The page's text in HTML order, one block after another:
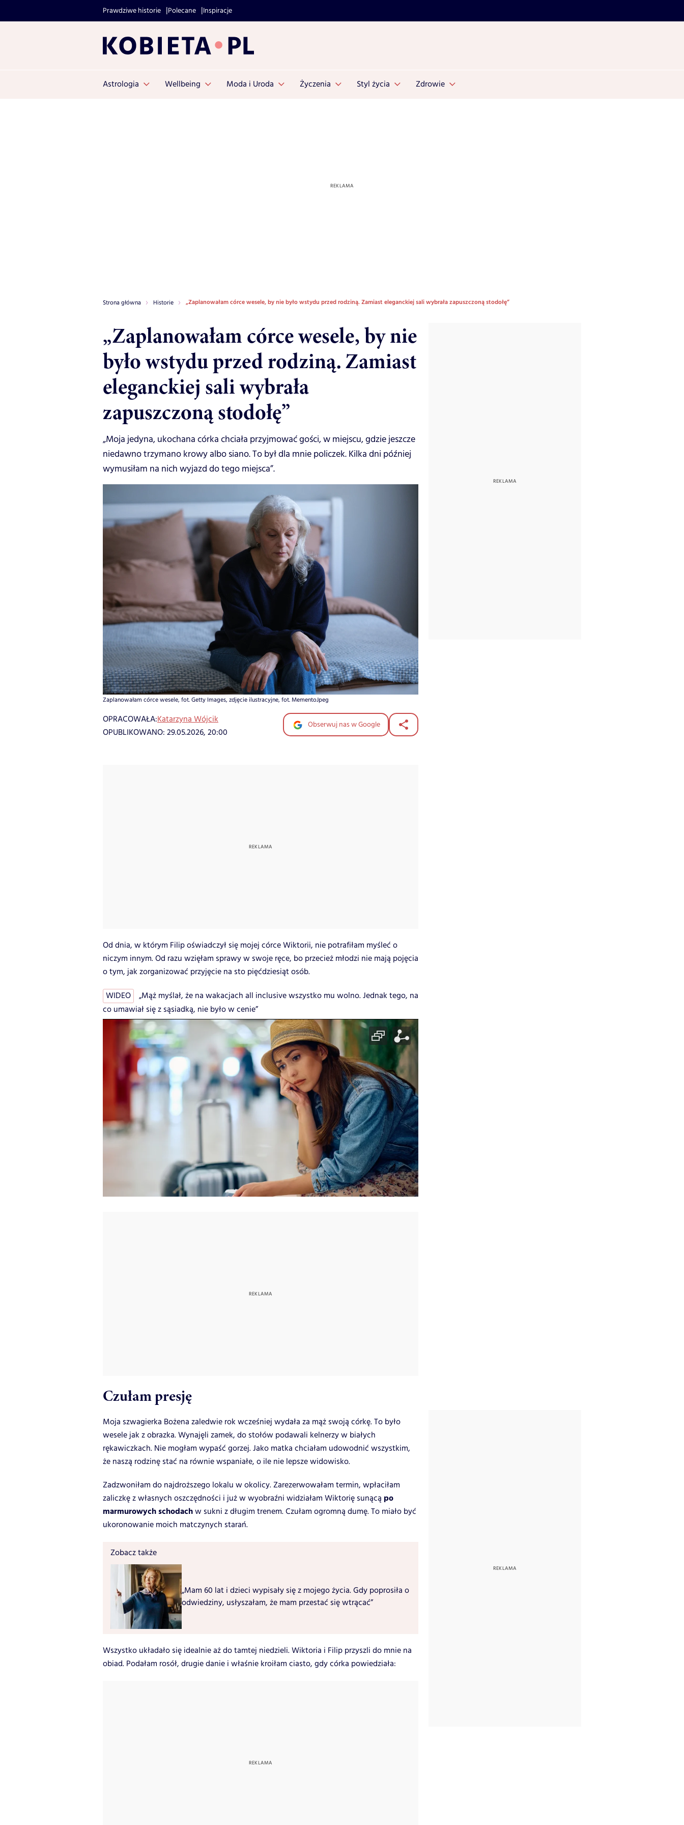
Prawdziwe historie Polecane Inspiracje
Astrologia Wellbeing Moda i Uroda Życzenia Styl życia Zdrowie
Strona główna Historie „Zaplanowałam córce wesele, by nie było wstydu przed rodziną. Zamiast eleganckiej sali wybrała zapuszczoną stodołę”
„Zaplanowałam córce wesele, by nie
było wstydu przed rodziną. Zamiast
eleganckiej sali wybrała
zapuszczoną stodołę”
„Moja jedyna, ukochana córka chciała przyjmować gości, w miejscu, gdzie jeszcze
niedawno trzymano krowy albo siano. To był dla mnie policzek. Kilka dni później
wymusiłam na nich wyjazd do tego miejsca”.
Zaplanowałam córce wesele, fot. Getty Images, zdjęcie ilustracyjne, fot. MementoJpeg
OPRACOWAŁA:Katarzyna Wójcik
OPUBLIKOWANO: 29.05.2026, 20:00
Obserwuj nas w Google
Od dnia, w którym Filip oświadczył się mojej córce Wiktorii, nie potrafiłam myśleć o
niczym innym. Od razu wzięłam sprawy w swoje ręce, bo przecież młodzi nie mają pojęcia
o tym, jak zorganizować przyjęcie na sto pięćdziesiąt osób.
WIDEO
„Mąż myślał, że na wakacjach all inclusive wszystko mu wolno. Jednak tego, na
co umawiał się z sąsiadką, nie było w cenie”
Czułam presję
Moja szwagierka Bożena zaledwie rok wcześniej wydała za mąż swoją córkę. To było
wesele jak z obrazka. Wynajęli zamek, do stołów podawali kelnerzy w białych
rękawiczkach. Nie mogłam wypaść gorzej. Jako matka chciałam udowodnić wszystkim,
że naszą rodzinę stać na równie wspaniałe, o ile nie lepsze widowisko.
Zadzwoniłam do najdroższego lokalu w okolicy. Zarezerwowałam termin, wpłaciłam
zaliczkę z własnych oszczędności i już w wyobraźni widziałam Wiktorię sunącą po
marmurowych schodachw sukni z długim trenem. Czułam ogromną dumę. To miało być
ukoronowanie moich matczynych starań.
Zobacz także
„Mam 60 lat i dzieci wypisały się z mojego życia. Gdy poprosiła o
odwiedziny, usłyszałam, że mam przestać się wtrącać”
Wszystko układało się idealnie aż do tamtej niedzieli. Wiktoria i Filip przyszli do mnie na
obiad. Podałam rosół, drugie danie i właśnie kroiłam ciasto, gdy córka powiedziała: